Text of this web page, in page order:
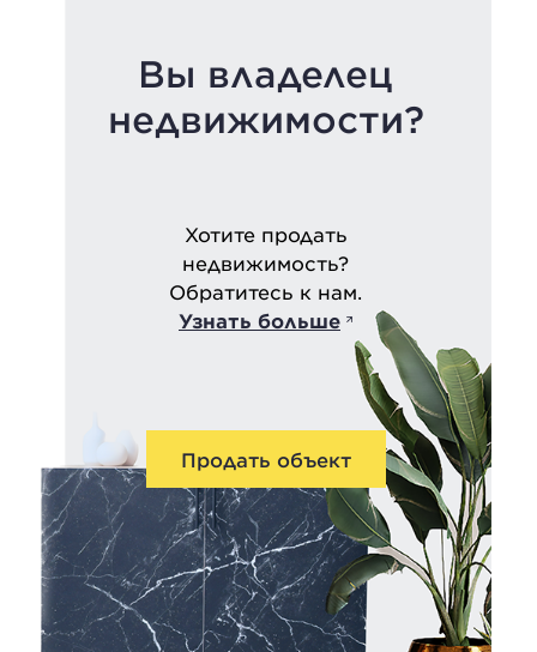
Вы владелец
недвижимости?
Хотите продать
недвижимость?
Обратитесь к нам.
Узнать больше
Продать объект